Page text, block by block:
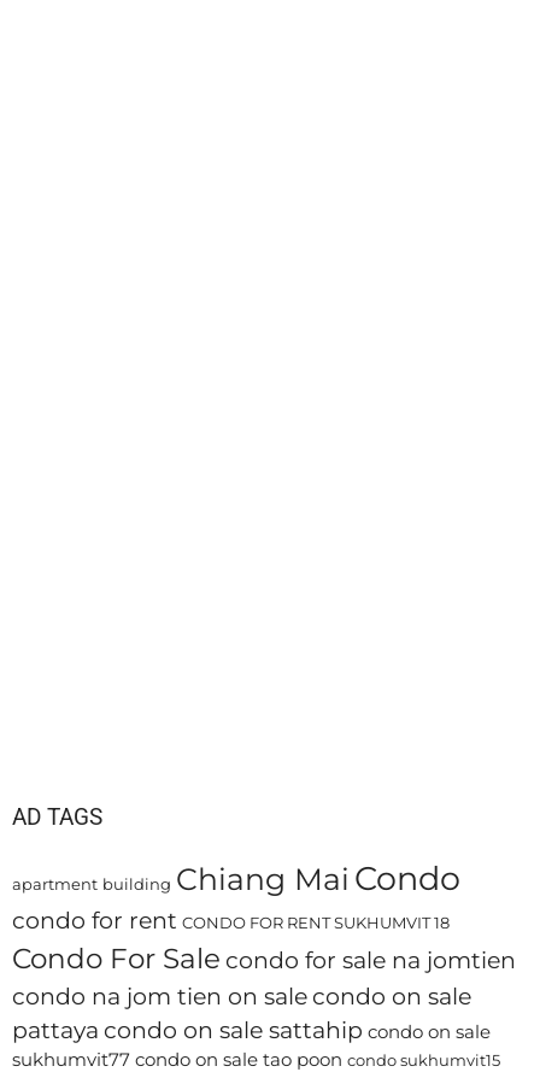
AD TAGS
apartment building Chiang Mai Condo
condo for rent CONDO FOR RENT SUKHUMVIT 18
Condo For Sale condo for sale na jomtien
condo na jom tien on sale condo on sale
pattaya condo on sale sattahip condo on sale
sukhumvit77 condo on sale tao poon condo sukhumvit15